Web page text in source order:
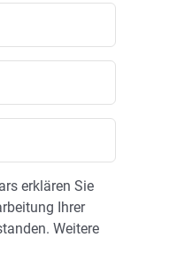
erklären Sie
Ihrer
Weitere